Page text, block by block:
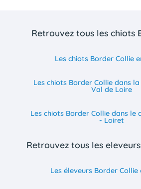
Retrouvez tous les chiots
Les chiots Border Collie
Les chiots Border Collie dans
Val de Loire
Les chiots Border Collie dans le
- Loiret
Retrouvez tous les
Les éleveurs Border Collie